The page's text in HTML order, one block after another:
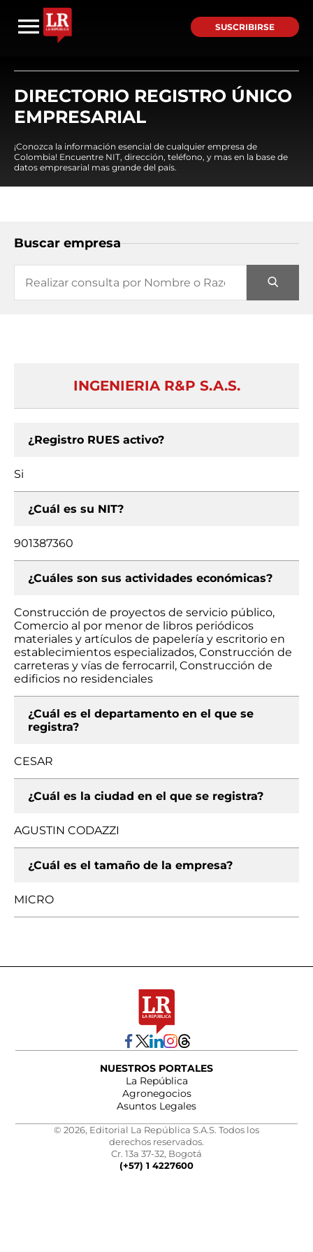
SUSCRIBIRSE
DIRECTORIO REGISTRO ÚNICO
EMPRESARIAL
¡Conozca la información esencial de cualquier empresa de
Colombia! Encuentre NIT, dirección, teléfono, y mas en la base de
datos empresarial mas grande del país.
Buscar empresa
INGENIERIA R&P S.A.S.
¿Registro RUES activo?
Si
¿Cuál es su NIT?
901387360
¿Cuáles son sus actividades económicas?
Construcción de proyectos de servicio público,
Comercio al por menor de libros periódicos
materiales y artículos de papelería y escritorio en
establecimientos especializados, Construcción de
carreteras y vías de ferrocarril, Construcción de
edificios no residenciales
¿Cuál es el departamento en el que se
registra?
CESAR
¿Cuál es la ciudad en el que se registra?
AGUSTIN CODAZZI
¿Cuál es el tamaño de la empresa?
MICRO
NUESTROS PORTALES
La República
Agronegocios
Asuntos Legales
© 2026, Editorial La República S.A.S. Todos los
derechos reservados.
Cr. 13a 37-32, Bogotá
(+57) 1 4227600